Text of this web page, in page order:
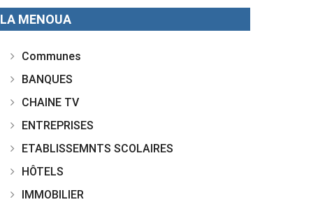
LA MENOUA
Communes
BANQUES
CHAINE TV
ENTREPRISES
ETABLISSEMNTS SCOLAIRES
HÔTELS
IMMOBILIER